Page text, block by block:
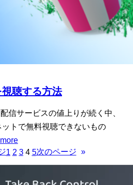
聴する方法
信サービスの値上りが続く中、
ットで無料視聴できないもの
1 2 3 4 5次のページ »